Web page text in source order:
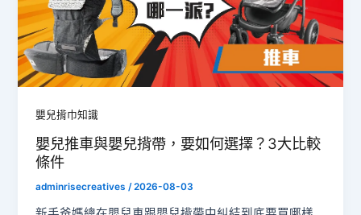
嬰兒揹巾知識
嬰兒推車與嬰兒揹帶，要如何選擇？3大比較
條件
adminrisecreatives/2026-08-03